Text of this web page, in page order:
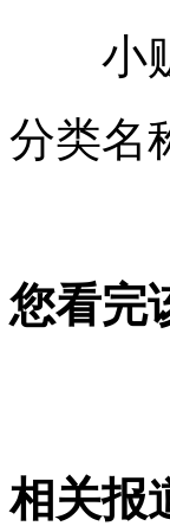
地鼠发射场
网友晒"环球
小贩
分类名
您看完
相关报